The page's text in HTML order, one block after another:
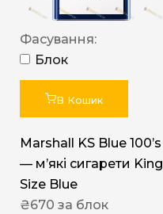
Фасування:
Блок
В Кошик
Marshall KS Blue 100’s
— м’які сигарети King
Size Blue
₴670 за блок